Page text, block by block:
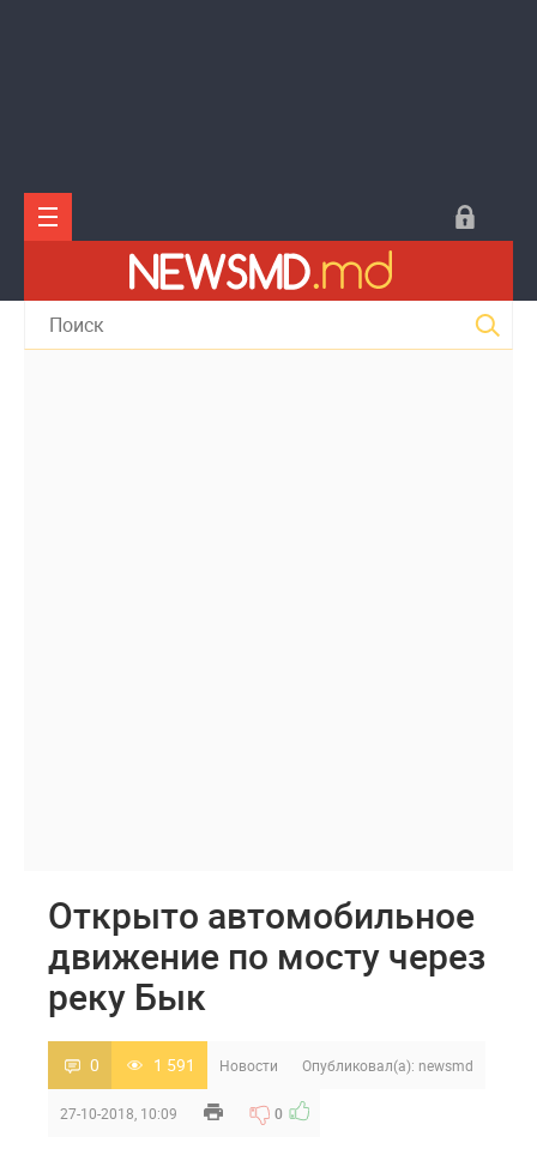
Открыто автомобильное
движение по мосту через
реку Бык
0 1 591 Новости Опубликовал(а): newsmd
27-10-2018, 10:09 0